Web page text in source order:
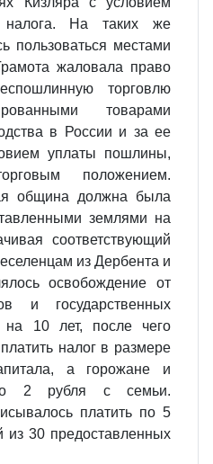
налога. На таких же
пользоваться местами
жаловала право
торговлю
товарами
в России и за ее
уплаты пошлины,
положением.
община должна была
землями на
соответствующий
из Дербента и
освобождение от
и государственных
на 10 лет, после чего
налог в размере
а горожане и
2 рубля с семьи.
платить по 5
из 30 предоставленных